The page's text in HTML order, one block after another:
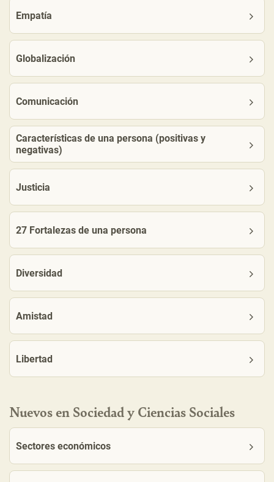
Empatía
Globalización
Comunicación
Características de una persona (positivas y
negativas)
Justicia
27 Fortalezas de una persona
Diversidad
Amistad
Libertad
Nuevos en Sociedad y Ciencias Sociales
Sectores económicos